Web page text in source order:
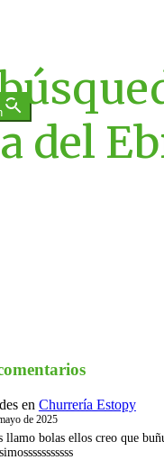
del
en Churrería Estopy
de 2025
llamo bolas ellos creo que